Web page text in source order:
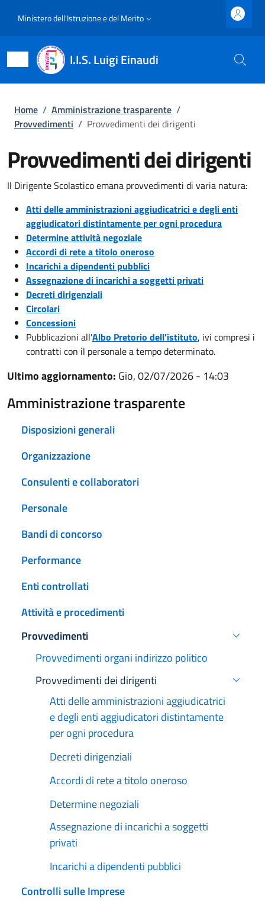
Slim top
Ministero dell'Istruzione e del Merito
I.I.S. Luigi Einaudi
Briciole di pane
Home / Amministrazione trasparente /
Provvedimenti / Provvedimenti dei dirigenti
Provvedimenti dei dirigenti
Il Dirigente Scolastico emana provvedimenti di varia natura:
Atti delle amministrazioni aggiudicatrici e degli enti
aggiudicatori distintamente per ogni procedura
Determine attività negoziale
Accordi di rete a titolo oneroso
Incarichi a dipendenti pubblici
Assegnazione di incarichi a soggetti privati
Decreti dirigenziali
Circolari
Concessioni
Pubblicazioni all'Albo Pretorio dell'istituto, ivi compresi i
contratti con il personale a tempo determinato.
Ultimo aggiornamento: Gio, 02/07/2026 - 14:03
Amministrazione trasparente
Disposizioni generali
Organizzazione
Consulenti e collaboratori
Personale
Bandi di concorso
Performance
Enti controllati
Attività e procedimenti
Provvedimenti
Attivo
Provvedimenti organi indirizzo politico
Provvedimenti dei dirigenti
Attivo
Atti delle amministrazioni aggiudicatrici
e degli enti aggiudicatori distintamente
per ogni procedura
Decreti dirigenziali
Accordi di rete a titolo oneroso
Determine negoziali
Assegnazione di incarichi a soggetti
privati
Incarichi a dipendenti pubblici
Controlli sulle Imprese